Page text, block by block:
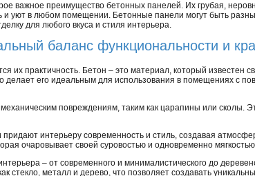
важное преимущество бетонных панелей. Их грубая,
и уют в любом помещении. Бетонные панели могут быть
для любого вкуса и стиля интерьера.
баланс функциональности и
их практичность. Бетон – это материал, который известен
делает его идеальным для использования в помещениях с
повреждениям, таким как царапины или сколы.
интерьеру современность и стиль, создавая
очаровывает своей суровостью и одновременно мягкостью.
– от современного и минималистического до
стекло, металл и дерево, что позволяет создавать